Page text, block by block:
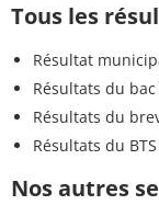
Tous les
Résultat
Résultats du
Résultats du
Résultats du
Nos autres